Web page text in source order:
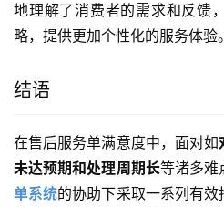
地理解了消费者的需求和反馈
略，提供更加个性化的服务体验。
结语
在售后服务单满意度中，面对如
未达预期和处理周期长等诸多难
单系统的协助下采取一系列有